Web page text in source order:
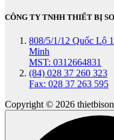
CÔNG TY TNHH THIẾT BỊ
808/5/1/12 Quốc Lộ
Minh
MST: 0312664831
(84) 028 37 260 323
Fax: 028 37 263 595
Copyright © 2026